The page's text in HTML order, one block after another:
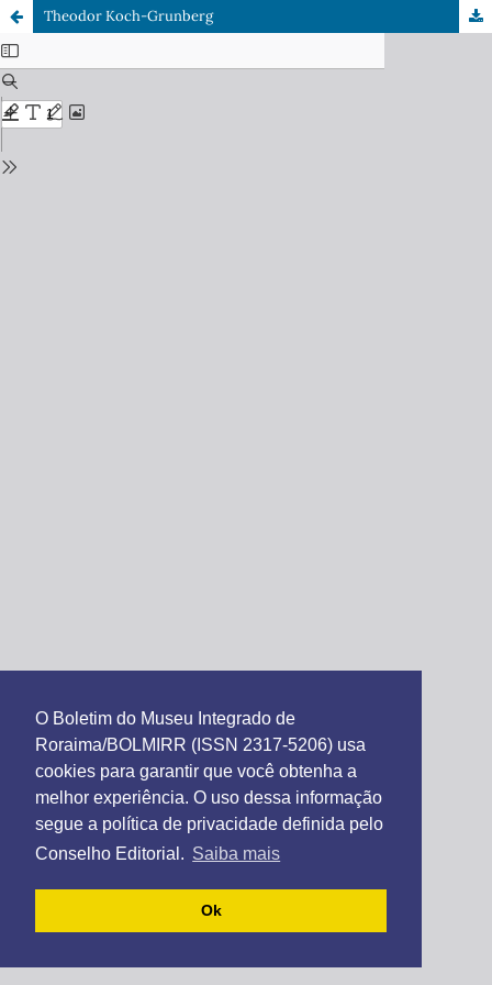
O Boletim do Museu Integrado de
Roraima/BOLMIRR (ISSN 2317-5206) usa
cookies para garantir que você obtenha a
melhor experiência. O uso dessa informação
segue a política de privacidade definida pelo
Conselho Editorial. Saiba mais
Ok
Theodor Koch-Grunberg